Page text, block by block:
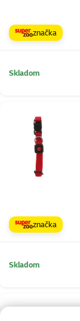
značka
Skladom
značka
Skladom